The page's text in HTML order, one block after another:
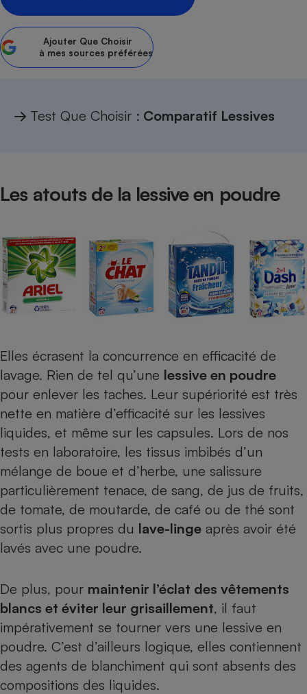
Ajouter Que Choisir
à mes sources préférées
→ Test Que Choisir : Comparatif Lessives
Les atouts de la lessive en poudre
Elles écrasent la concurrence en efficacité de
lavage. Rien de tel qu’une lessive en poudre
pour enlever les taches. Leur supériorité est très
nette en matière d’efficacité sur les lessives
liquides, et même sur les capsules. Lors de nos
tests en laboratoire, les tissus imbibés d’un
mélange de boue et d’herbe, une salissure
particulièrement tenace, de sang, de jus de fruits,
de tomate, de moutarde, de café ou de thé sont
sortis plus propres du lave-linge après avoir été
lavés avec une poudre.
De plus, pour maintenir l’éclat des vêtements
blancs et éviter leur grisaillement, il faut
impérativement se tourner vers une lessive en
poudre. C’est d’ailleurs logique, elles contiennent
des agents de blanchiment qui sont absents des
compositions des liquides.
Lave-linge
induction
Climatiseur -
Ventilateur
Téléphone mobile -
Antivirus
Radiateur électrique
Climatiseur -
Ventilateur
Antimoustique